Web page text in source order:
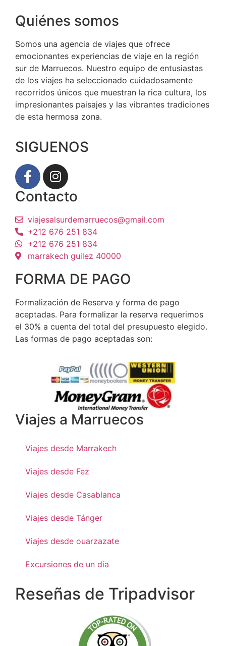
Quiénes somos
Somos una agencia de viajes que ofrece
emocionantes experiencias de viaje en la región
sur de Marruecos. Nuestro equipo de entusiastas
de los viajes ha seleccionado cuidadosamente
recorridos únicos que muestran la rica cultura, los
impresionantes paisajes y las vibrantes tradiciones
de esta hermosa zona.
SIGUENOS
Contacto
viajesalsurdemarruecos@gmail.com
+212 676 251 834
+212 676 251 834
marrakech guilez 40000
FORMA DE PAGO
Formalización de Reserva y forma de pago
aceptadas. Para formalizar la reserva requerimos
el 30% a cuenta del total del presupuesto elegido.
Las formas de pago aceptadas son:
Viajes a Marruecos
Viajes desde Marrakech
Viajes desde Fez
Viajes desde Casablanca
Viajes desde Tánger
Viajes desde ouarzazate
Excursiones de un día
Reseñas de Tripadvisor